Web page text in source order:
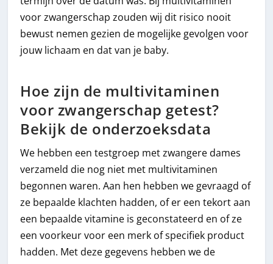
voor zwangerschap zouden wij dit risico nooit
bewust nemen gezien de mogelijke gevolgen voor
jouw lichaam en dat van je baby.
Hoe zijn de multivitaminen
voor zwangerschap getest?
Bekijk de onderzoeksdata
We hebben een testgroep met zwangere dames
verzameld die nog niet met multivitaminen
begonnen waren. Aan hen hebben we gevraagd of
ze bepaalde klachten hadden, of er een tekort aan
een bepaalde vitamine is geconstateerd en of ze
een voorkeur voor een merk of specifiek product
hadden. Met deze gegevens hebben we de